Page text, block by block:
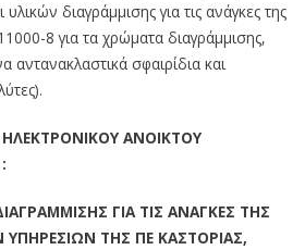
διαγράμμισης για τις ανάγκες της
8 για τα χρώματα διαγράμμισης,
αντανακλαστικά σφαιρίδια και
ΑΝΟΙΚΤΟΥ
ΓΙΑ ΤΙΣ ΑΝΑΓΚΕΣ ΤΗΣ
ΥΠΗΡΕΣΙΩΝ ΤΗΣ ΠΕ ΚΑΣΤΟΡΙΑΣ,